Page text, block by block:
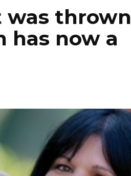
was thrown
has now a